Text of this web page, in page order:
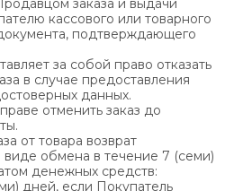
заказа и выдачи
кассового или товарного
подтверждающего
за собой право отказать
в случае предоставления
данных.
отменить заказ до
от товара возврат
виде обмена в течение 7 (семи)
денежных средств:
дней, если Покупатель